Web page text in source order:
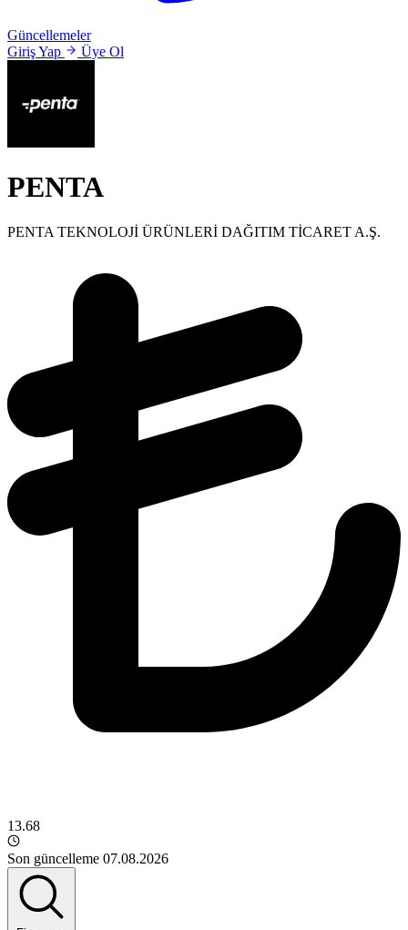
Güncellemeler
Giriş Yap
Üye Ol
PENTA
PENTA TEKNOLOJİ ÜRÜNLERİ DAĞITIM TİCARET A.Ş.
13.68
Son güncelleme 07.08.2026